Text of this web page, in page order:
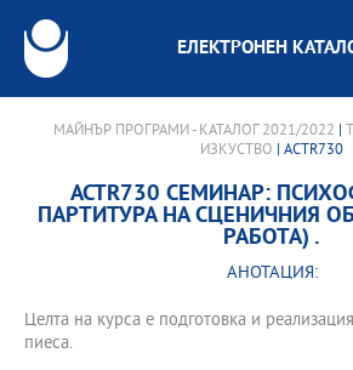
ЕЛЕКТРОНЕН
МАЙНЪР ПРОГРАМИ - КАТАЛОГ 2021/2022
ИЗКУСТВО | ACTR730
ACTR730 СЕМИНАР:
ПАРТИТУРА НА СЦЕНИЧНИЯ
РАБОТА) .
АНОТАЦИЯ:
Целта на курса е подготовка и
пиеса.